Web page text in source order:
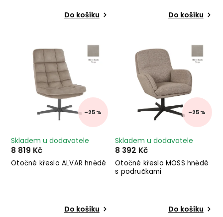
Do košíku Do košíku
–25 %
Otočné křeslo ALVAR hnědé
Skladem u dodavatele
8 819 Kč
Do košíku
–25 %
Otočné křeslo MOSS hnědé
s područkami
Skladem u dodavatele
8 392 Kč
Do košíku